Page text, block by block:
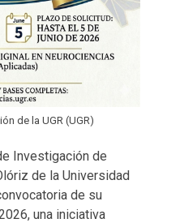
de la UGR (UGR)
Investigación de
de la Universidad
de su
una iniciativa